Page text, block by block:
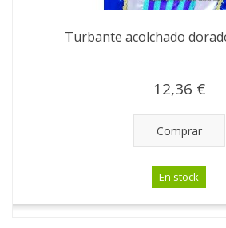
Turbante acolchado
12,36 €
Comprar
En stock